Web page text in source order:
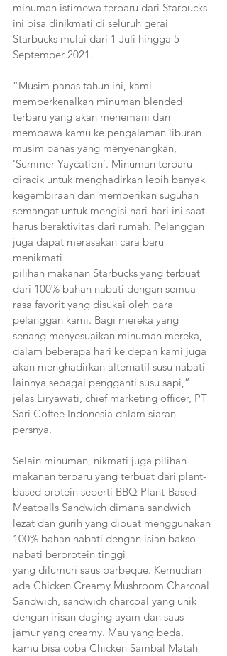
minuman istimewa terbaru dari Starbucks
ini bisa dinikmati di seluruh gerai
Starbucks mulai dari 1 Juli hingga 5
September 2021.
“Musim panas tahun ini, kami
memperkenalkan minuman blended
terbaru yang akan menemani dan
membawa kamu ke pengalaman liburan
musim panas yang menyenangkan,
‘Summer Yaycation’. Minuman terbaru
diracik untuk menghadirkan lebih banyak
kegembiraan dan memberikan suguhan
semangat untuk mengisi hari-hari ini saat
harus beraktivitas dari rumah. Pelanggan
juga dapat merasakan cara baru
menikmati
pilihan makanan Starbucks yang terbuat
dari 100% bahan nabati dengan semua
rasa favorit yang disukai oleh para
pelanggan kami. Bagi mereka yang
senang menyesuaikan minuman mereka,
dalam beberapa hari ke depan kami juga
akan menghadirkan alternatif susu nabati
lainnya sebagai pengganti susu sapi,”
jelas Liryawati, chief marketing officer, PT
Sari Coffee Indonesia dalam siaran
persnya.
Selain minuman, nikmati juga pilihan
makanan terbaru yang terbuat dari plant-
based protein seperti BBQ Plant-Based
Meatballs Sandwich dimana sandwich
lezat dan gurih yang dibuat menggunakan
100% bahan nabati dengan isian bakso
nabati berprotein tinggi
yang dilumuri saus barbeque. Kemudian
ada Chicken Creamy Mushroom Charcoal
Sandwich, sandwich charcoal yang unik
dengan irisan daging ayam dan saus
jamur yang creamy. Mau yang beda,
kamu bisa coba Chicken Sambal Matah